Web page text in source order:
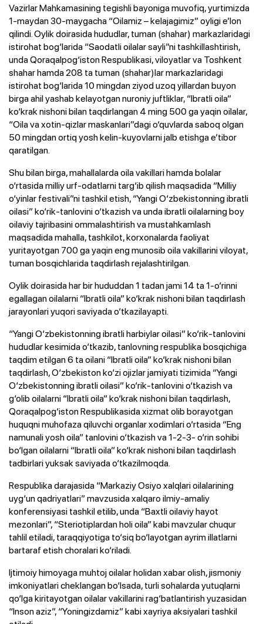
Vazirlar Mahkamasining tegishli bayoniga muvofiq, yurtimizda
1-maydan 30-maygacha “Oilamiz – kelajagimiz” oyligi e’lon
qilindi. Oylik doirasida hududlar, tuman (shahar) markazlaridagi
istirohat bog‘larida “Saodatli oilalar sayli”ni tashkillashtirish,
unda Qoraqalpog‘iston Respublikasi, viloyatlar va Toshkent
shahar hamda 208 ta tuman (shahar)lar markazlaridagi
istirohat bog‘larida 10 mingdan ziyod uzoq yillardan buyon
birga ahil yashab kelayotgan nuroniy juftliklar, “Ibratli oila”
ko‘krak nishoni bilan taqdirlangan 4 ming 500 ga yaqin oilalar,
“Oila va xotin-qizlar maskanlari”dagi o‘quvlarda saboq olgan
50 mingdan ortiq yosh kelin-kuyovlarni jalb etishga e’tibor
qaratilgan.
Shu bilan birga, mahallalarda oila vakillari hamda bolalar
o‘rtasida milliy urf-odatlarni targ‘ib qilish maqsadida “Milliy
o‘yinlar festivali”ni tashkil etish, “Yangi O‘zbekistonning ibratli
oilasi” ko‘rik-tanlovini o‘tkazish va unda ibratli oilalarning boy
oilaviy tajribasini ommalashtirish va mustahkamlash
maqsadida mahalla, tashkilot, korxonalarda faoliyat
yuritayotgan 700 ga yaqin eng munosib oila vakillarini viloyat,
tuman bosqichlarida taqdirlash rejalashtirilgan.
Oylik doirasida har bir hududdan 1 tadan jami 14 ta 1-o‘rinni
egallagan oilalarni “Ibratli oila” ko‘krak nishoni bilan taqdirlash
jarayonlari yuqori saviyada o‘tkazilayapti.
“Yangi O‘zbekistonning ibratli harbiylar oilasi” ko‘rik-tanlovini
hududlar kesimida o‘tkazib, tanlovning respublika bosqichiga
taqdim etilgan 6 ta oilani “Ibratli oila” ko‘krak nishoni bilan
taqdirlash, O‘zbekiston ko‘zi ojizlar jamiyati tizimida “Yangi
O‘zbekistonning ibratli oilasi” ko‘rik-tanlovini o‘tkazish va
g‘olib oilalarni “Ibratli oila” ko‘krak nishoni bilan taqdirlash,
Qoraqalpog‘iston Respublikasida xizmat olib borayotgan
huquqni muhofaza qiluvchi organlar xodimlari o‘rtasida “Eng
namunali yosh oila” tanlovini o‘tkazish va 1-2-3- o‘rin sohibi
bo‘lgan oilalarni “Ibratli oila” ko‘krak nishoni bilan taqdirlash
tadbirlari yuksak saviyada o‘tkazilmoqda.
Respublika darajasida “Markaziy Osiyo xalqlari oilalarining
uyg‘un qadriyatlari” mavzusida xalqaro ilmiy-amaliy
konferensiyasi tashkil etilib, unda “Baxtli oilaviy hayot
mezonlari”, “Steriotiplardan holi oila” kabi mavzular chuqur
tahlil etiladi, taraqqiyotiga to‘siq bo‘layotgan ayrim illatlarni
bartaraf etish choralari ko‘riladi.
Ijtimoiy himoyaga muhtoj oilalar holidan xabar olish, jismoniy
imkoniyatlari cheklangan bo‘lsada, turli sohalarda yutuqlarni
qo‘lga kiritayotgan oilalar vakillarini rag‘batlantirish yuzasidan
“Inson aziz”, “Yoningizdamiz” kabi xayriya aksiyalari tashkil